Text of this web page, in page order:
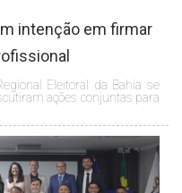
intenção em firmar
Eleitoral da Bahia se
ações conjuntas para